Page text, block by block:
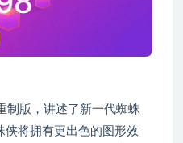
制版，讲述了新一代蜘蛛
侠将拥有更出色的图形效